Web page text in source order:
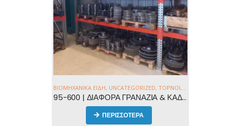
ΒΙΟΜΗΧΑΝΙΚΆ ΕΊΔΗ, UNCATEGORIZED, ΤΌΡΝΟΙ,
95-600 | ΔΙΑΦΟΡΑ ΓΡΑΝΑΖΙΑ & ΚΑΔΕΝΕΣ ΣΕ ΜΕΓΑΛΕΣ ΠΟΣΟΤΗΤΕΣ ΜΕ ΤΟ ΚΙΛΟ
ΠΕΡΙΣΣΟΤΕΡΑ